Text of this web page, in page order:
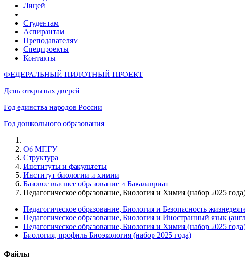
Лицей
|
Студентам
Аспирантам
Преподавателям
Спецпроекты
Контакты
ФЕДЕРАЛЬНЫЙ ПИЛОТНЫЙ ПРОЕКТ
День открытых дверей
Год единства народов России
Год дошкольного образования
Об МПГУ
Структура
Институты и факультеты
Институт биологии и химии
Базовое высшее образование и Бакалавриат
Педагогическое образование, Биология и Химия (набор 2025 года)
Педагогическое образование, Биология и Безопасность
Педагогическое образование, Биология и Иностранный язык
Педагогическое образование, Биология и Химия (набор 2025 года)
Биология, профиль Биоэкология (набор 2025 года)
Файлы